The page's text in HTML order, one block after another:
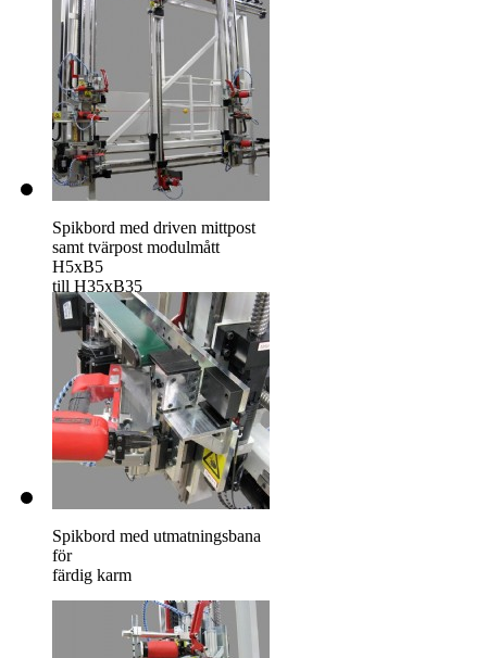
Spikbord med driven mittpost
samt tvärpost modulmått
H5xB5
till H35xB35
Spikbord med utmatningsbana
för
färdig karm